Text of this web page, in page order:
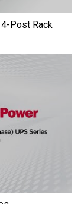
Post Rack